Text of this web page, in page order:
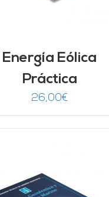
Energía Eólica
Práctica
26,00€